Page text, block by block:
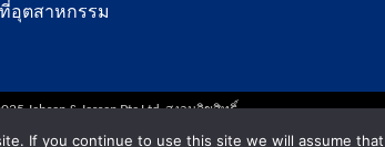
อุตสาหกรรม
Jebsen & Jessen Pte Ltd. สงวนลิขสิทธิ์.
If you continue to use this site we will assume